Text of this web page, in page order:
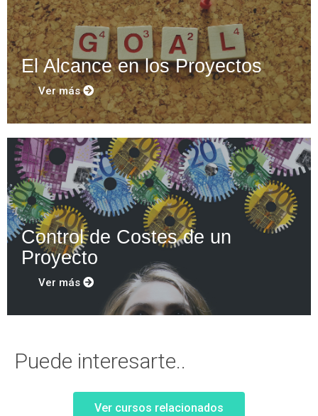
El Alcance en los Proyectos
Ver más
Control de Costes de un
Proyecto
Ver más
Puede interesarte..
Ver cursos relacionados